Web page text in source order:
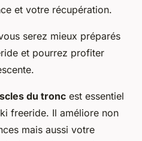
et votre récupération.
serez mieux préparés
et pourrez profiter
du tronc est essentiel
freeride. Il améliore non
mais aussi votre